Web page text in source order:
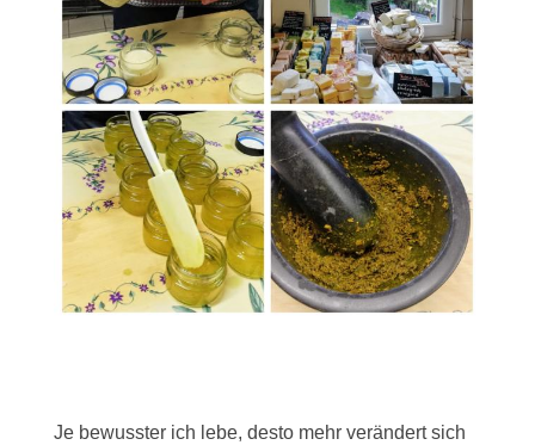
Je bewusster ich lebe, desto mehr verändert sich